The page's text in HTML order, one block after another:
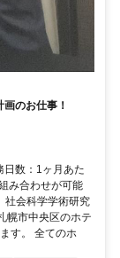
のお仕事！
日数：1ヶ月あた
み合わせが可能
社会科学学術研究
幌市中央区のホテ
す。 全てのホ